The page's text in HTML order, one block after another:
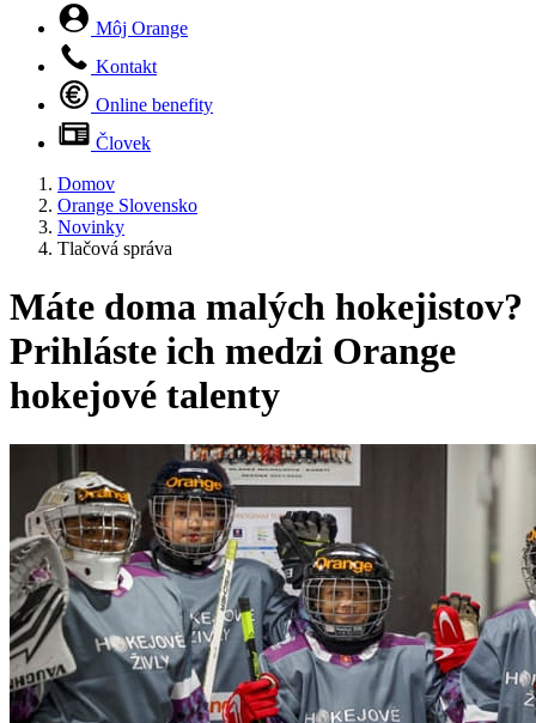
Môj Orange
Kontakt
Online benefity
Človek
Domov
Orange Slovensko
Novinky
Tlačová správa
Máte doma malých hokejistov?
Prihláste ich medzi Orange
hokejové talenty